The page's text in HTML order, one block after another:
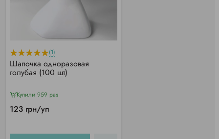
(1)
Шапочка одноразовая
голубая (100 шт)
Купили 959 раз
123 грн/уп